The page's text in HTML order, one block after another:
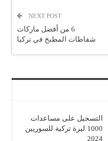
NEXT POST
6 من أفضل ماركات
شفاطات المطبخ في تركيا
التسجيل على مساعدات
1000 ليرة تركية للسوريين
2024